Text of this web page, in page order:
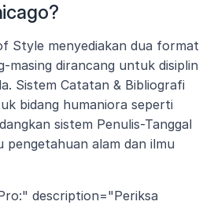
Style menyediakan dua format
masing dirancang untuk disiplin
Sistem Catatan & Bibliografi
bidang humaniora seperti
sistem Penulis-Tanggal
alam dan ilmu
description="Periksa